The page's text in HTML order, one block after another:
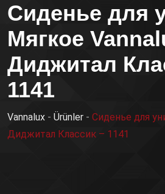
Сиденье для
Мягкое
Диджитал
1141
Vannalux - Ürünler - Сиденье для
Диджитал Классик – 1141